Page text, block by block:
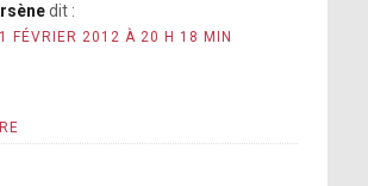
dit :
FÉVRIER 2012 À 20 H 18 MIN